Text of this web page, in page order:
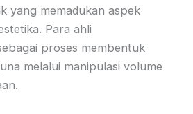
yang memadukan aspek
Para ahli
proses membentuk
melalui manipulasi volume